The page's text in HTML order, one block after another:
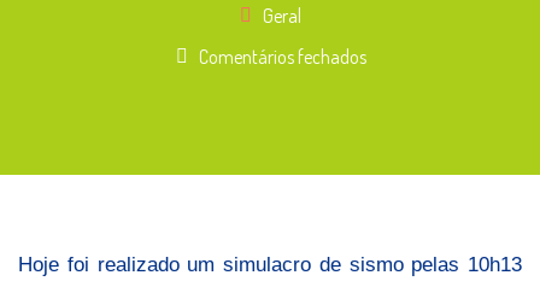
Geral
Comentários fechadosem
Hoje foi realizado um simulacro de sismo pelas 10h13